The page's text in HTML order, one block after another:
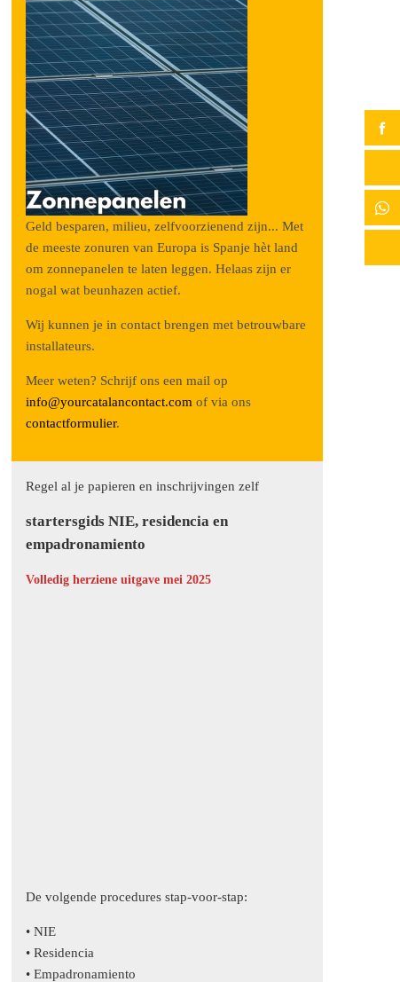
Geld besparen, milieu, zelfvoorzienend zijn... Met
de meeste zonuren van Europa is Spanje hèt land
om zonnepanelen te laten leggen. Helaas zijn er
nogal wat beunhazen actief.
Wij kunnen je in contact brengen met betrouwbare
installateurs.
Meer weten? Schrijf ons een mail op
info@yourcatalancontact.com of via ons
contactformulier.
Regel al je papieren en inschrijvingen zelf
startersgids NIE, residencia en
empadronamiento
Volledig herziene uitgave mei 2025
De volgende procedures stap-voor-stap:
• NIE
• Residencia
• Empadronamiento